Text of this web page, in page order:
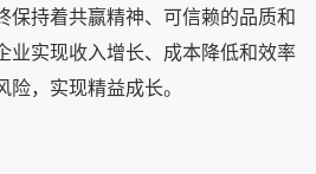
保持着共赢精神、可信赖的品质和
业实现收入增长、成本降低和效率
，实现精益成长。